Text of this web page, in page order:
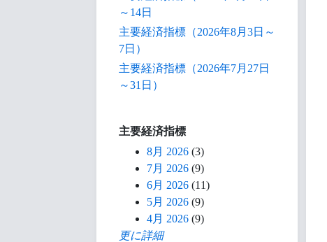
～14日
主要経済指標（2026年8月3日～
7日）
主要経済指標（2026年7月27日
～31日）
主要経済指標
8月 2026 (3)
7月 2026 (9)
6月 2026 (11)
5月 2026 (9)
4月 2026 (9)
更に詳細